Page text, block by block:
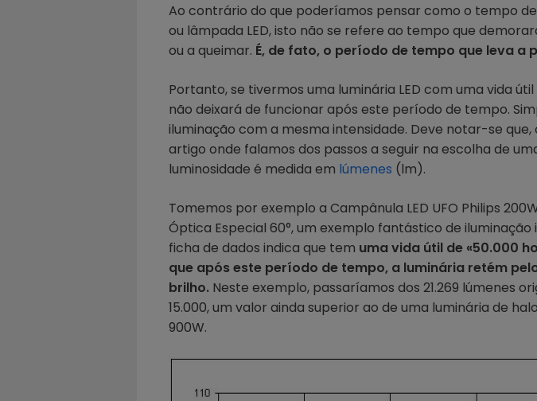
Ao contrário do que poderíamos pensar como o tempo
ou lâmpada LED, isto não se refere ao tempo que
ou a queimar. É, de fato, o período de tempo que leva a
Portanto, se tivermos uma luminária LED com uma vida
não deixará de funcionar após este período de tempo.
iluminação com a mesma intensidade. Deve notar-se
artigo onde falamos dos passos a seguir na escolha de
luminosidade é medida em lúmenes (lm).
Tomemos por exemplo a Campânula LED UFO Philips
Óptica Especial 60°, um exemplo fantástico de iluminação
ficha de dados indica que tem uma vida útil de «50.000
que após este período de tempo, a luminária retém
brilho. Neste exemplo, passaríamos dos 21.269 lúmenes
15.000, um valor ainda superior ao de uma luminária de
900W.